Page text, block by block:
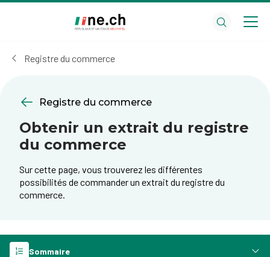
cookies
Registre du commerce
Registre du commerce
Obtenir un extrait du registre
du commerce
Sur cette page, vous trouverez les différentes
possibilités de commander un extrait du registre du
commerce.
Sommaire